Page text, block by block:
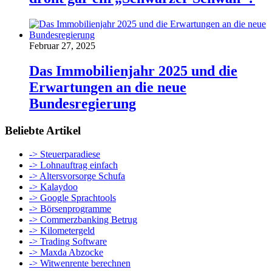
Februar 27, 2025
Das Immobilienjahr 2025 und die
Erwartungen an die neue
Bundesregierung
Beliebte Artikel
-> Steuerparadiese
-> Lohnauftrag einfach
-> Altersvorsorge Schufa
-> Kalaydoo
-> Google Sprachtools
-> Börsenprogramme
-> Commerzbanking Betrug
-> Kilometergeld
-> Trading Software
-> Maxda Abzocke
-> Witwenrente berechnen